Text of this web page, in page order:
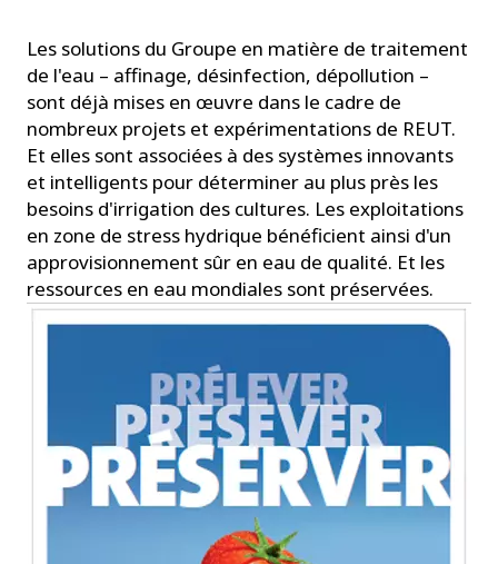
Les solutions du Groupe en matière de traitement
de l'eau – affinage, désinfection, dépollution –
sont déjà mises en œuvre dans le cadre de
nombreux projets et expérimentations de REUT.
Et elles sont associées à des systèmes innovants
et intelligents pour déterminer au plus près les
besoins d'irrigation des cultures. Les exploitations
en zone de stress hydrique bénéficient ainsi d'un
approvisionnement sûr en eau de qualité. Et les
ressources en eau mondiales sont préservées.